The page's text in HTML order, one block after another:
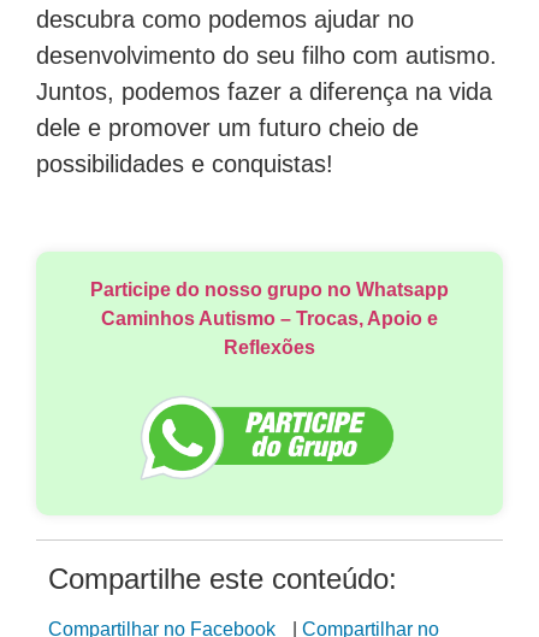
descubra como podemos ajudar no
desenvolvimento do seu filho com autismo.
Juntos, podemos fazer a diferença na vida
dele e promover um futuro cheio de
possibilidades e conquistas!
Participe do nosso grupo no Whatsapp
Caminhos Autismo – Trocas, Apoio e
Reflexões
Compartilhe este conteúdo:
Compartilhar no Facebook | Compartilhar no